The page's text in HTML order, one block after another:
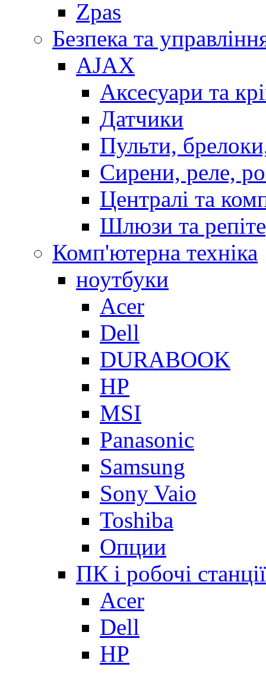
Zpas
Безпека та
AJAX
Аксесуари та
Датчики
Пульти,
Сирени, реле,
Централі та
Шлюзи та
Комп'ютерна техніка
ноутбуки
Acer
Dell
DURABOOK
HP
MSI
Panasonic
Samsung
Sony Vaio
Toshiba
Опции
ПК і робочі станції
Acer
Dell
HP